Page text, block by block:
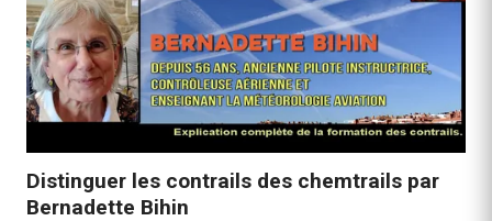
Distinguer les contrails des chemtrails par
Bernadette Bihin